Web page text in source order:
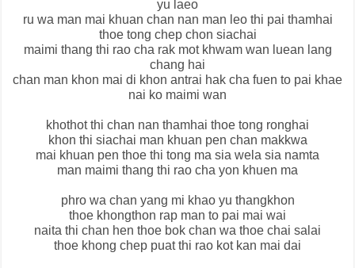
yu laeo
ru wa man mai khuan chan nan man leo thi pai thamhai
thoe tong chep chon siachai
maimi thang thi rao cha rak mot khwam wan luean lang
chang hai
chan man khon mai di khon antrai hak cha fuen to pai khae
nai ko maimi wan
khothot thi chan nan thamhai thoe tong ronghai
khon thi siachai man khuan pen chan makkwa
mai khuan pen thoe thi tong ma sia wela sia namta
man maimi thang thi rao cha yon khuen ma
phro wa chan yang mi khao yu thangkhon
thoe khongthon rap man to pai mai wai
naita thi chan hen thoe bok chan wa thoe chai salai
thoe khong chep puat thi rao kot kan mai dai